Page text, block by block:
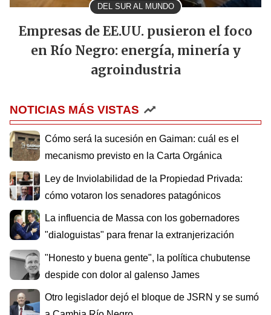
DEL SUR AL MUNDO
Empresas de EE.UU. pusieron el foco
en Río Negro: energía, minería y
agroindustria
NOTICIAS MÁS VISTAS
Cómo será la sucesión en Gaiman: cuál es el
mecanismo previsto en la Carta Orgánica
Ley de Inviolabilidad de la Propiedad Privada:
cómo votaron los senadores patagónicos
La influencia de Massa con los gobernadores
"dialoguistas" para frenar la extranjerización
"Honesto y buena gente", la política chubutense
despide con dolor al galenso James
Otro legislador dejó el bloque de JSRN y se sumó